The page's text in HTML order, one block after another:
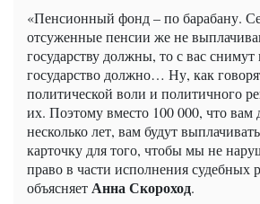
«Пенсионный фонд – по барабану.
отсуженные пенсии же не
государству должны, то с вас снимут
государство должно… Ну, как
политической воли и политичного
их. Поэтому вместо 100 000, что вам
несколько лет, вам будут
карточку для того, чтобы мы не
право в части исполнения судебных
объясняетАнна Скороход.